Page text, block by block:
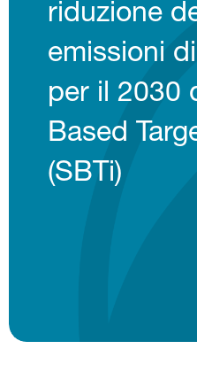
riduzione
emissioni
per il 2030
Based
(SBTi)